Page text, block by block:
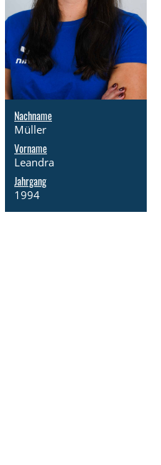
Nachname
Müller
Vorname
Leandra
Jahrgang
1994